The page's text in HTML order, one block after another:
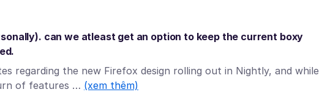
can we atleast get an option to keep the current boxy
regarding the new Firefox design rolling out in Nightly, and while
of features … (xem thêm)